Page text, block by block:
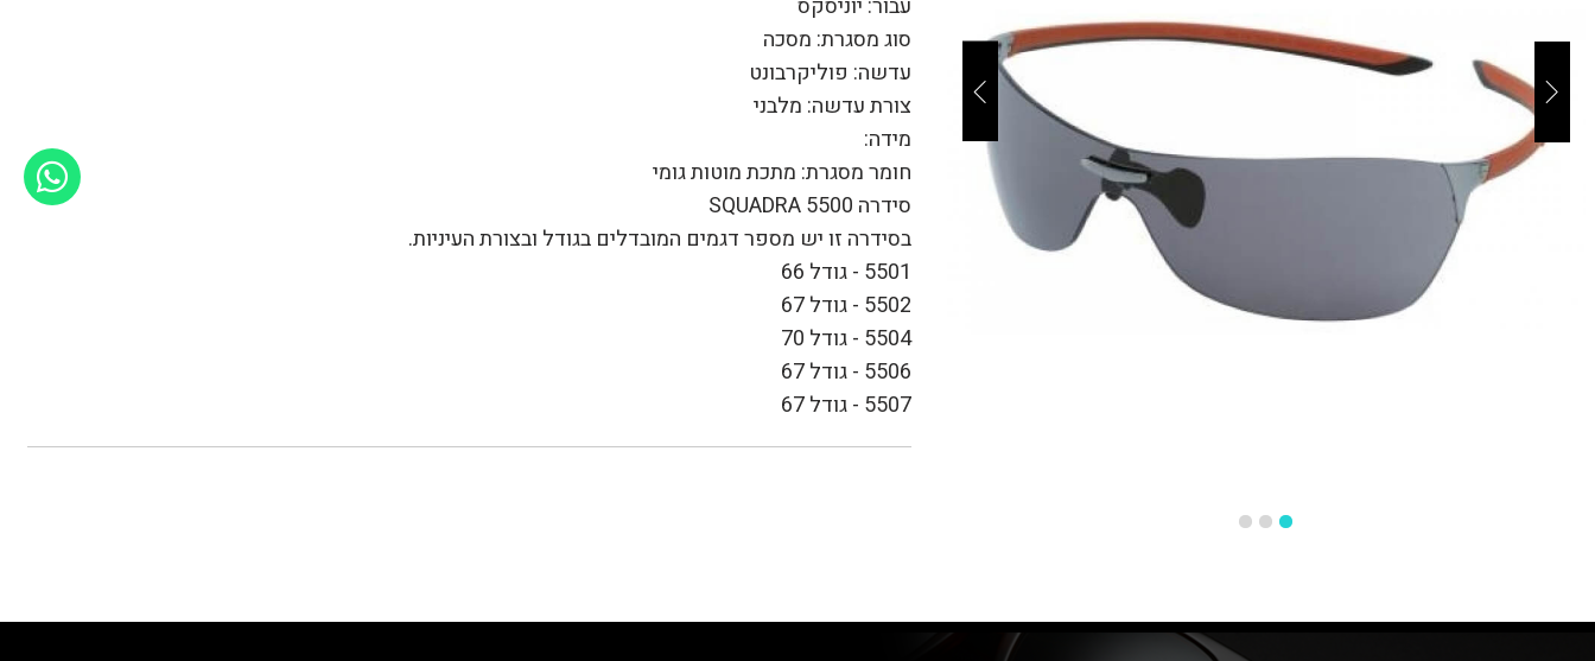
עבור: יוניסקס
סוג מסגרת: מסכה
עדשה: פוליקרבונט
צורת עדשה: מלבני
מידה:
חומר מסגרת: מתכת מוטות גומי
סידרה 5500 SQUADRA
בסידרה זו יש מספר דגמים המובדלים בגודל ובצורת העיניות.
5501 - גודל 66
5502 - גודל 67
5504 - גודל 70
5506 - גודל 67
5507 - גודל 67